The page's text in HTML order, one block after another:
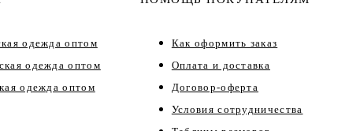
одежда оптом
одежда оптом
одежда оптом
Как оформить заказ
Оплата и доставка
Договор-оферта
Условия сотрудничества